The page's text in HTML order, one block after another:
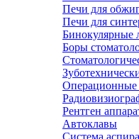
Печи для
Печи для
Бинокулярные
Боры
Рентген
Автоклавы
Система